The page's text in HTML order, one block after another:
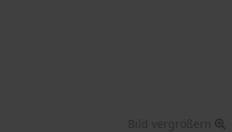
Bild vergrößern